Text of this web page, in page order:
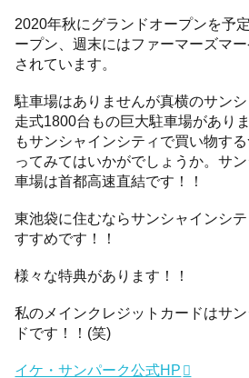
2020年秋にグランドオープンを予
ープン、週末にはファーマーズマ
されています。
駐車場はありませんが真横のサン
走式1800台もの巨大駐車場があり
もサンシャインシティで買い物す
ってみてはいかがでしょうか。サ
車場は首都高速直結です！！
東池袋に住むならサンシャインシ
すすめです！！
様々な特典があります！！
私のメインクレジットカードはサ
ドです！！(笑)
イケ・サンパーク公式HP